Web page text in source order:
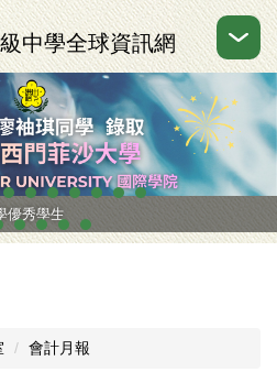
中學全球資訊網
優秀學生
會計月報